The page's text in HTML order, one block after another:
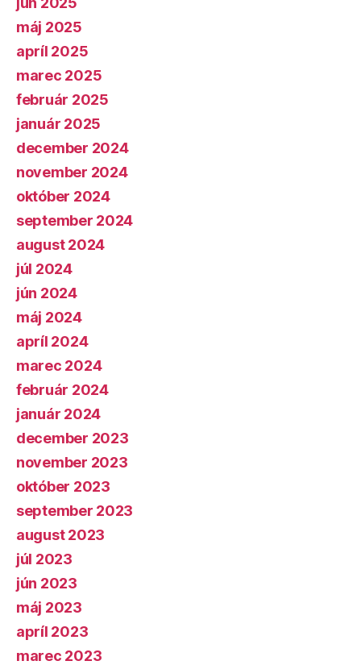
máj 2025
apríl 2025
marec 2025
február 2025
január 2025
december 2024
november 2024
október 2024
september 2024
august 2024
júl 2024
jún 2024
máj 2024
apríl 2024
marec 2024
február 2024
január 2024
december 2023
november 2023
október 2023
september 2023
august 2023
júl 2023
jún 2023
máj 2023
apríl 2023
marec 2023